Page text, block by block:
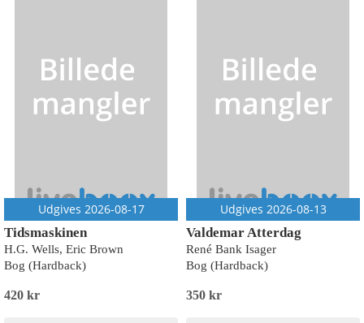
Udgives 2026-08-17
Tidsmaskinen
H.G. Wells, Eric Brown
Bog (Hardback)
420 kr
Udgives 2026-08-13
Valdemar Atterdag
René Bank Isager
Bog (Hardback)
350 kr